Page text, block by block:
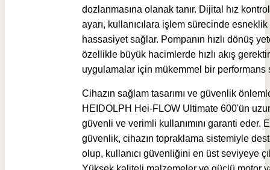
dozlanmasına olanak tanır. Dijital hız
ayarı, kullanıcılara işlem sürecinde esneklik
hassasiyet sağlar. Pompanın hızlı dönüş
özellikle büyük hacimlerde hızlı akış
uygulamalar için mükemmel bir performans
Cihazın sağlam tasarımı ve güvenlik
HEIDOLPH Hei-FLOW Ultimate 600'ün
güvenli ve verimli kullanımını garanti eder.
güvenlik, cihazın topraklama sistemiyle
olup, kullanıcı güvenliğini en üst seviyeye